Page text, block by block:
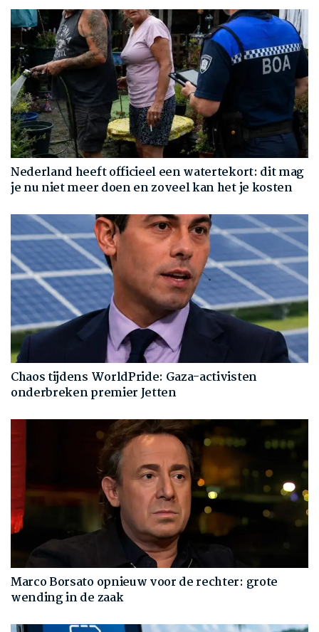
Nederland heeft officieel een watertekort: dit mag
je nu niet meer doen en zoveel kan het je kosten
Chaos tijdens WorldPride: Gaza-activisten
onderbreken premier Jetten
Marco Borsato opnieuw voor de rechter: grote
wending in de zaak